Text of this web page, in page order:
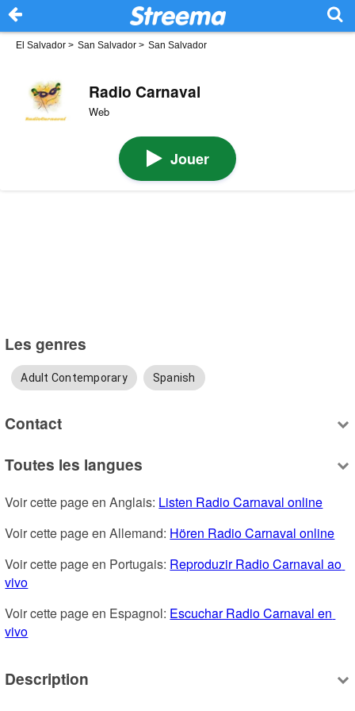
El Salvador > San Salvador > San Salvador
Radio Carnaval
Web
Jouer
Les genres
Adult Contemporary Spanish
Contact
Toutes les langues
Voir cette page en Anglais: Listen Radio Carnaval online
Voir cette page en Allemand: Hören Radio Carnaval online
Voir cette page en Portugais: Reproduzir Radio Carnaval ao
vivo
Voir cette page en Espagnol: Escuchar Radio Carnaval en
vivo
Description